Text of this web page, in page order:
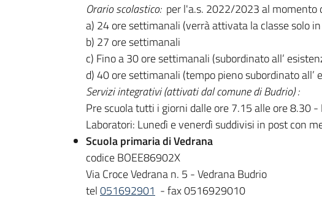
Orario scolastico:per l'a.s. 2022/2023 al momento
a) 24 ore settimanali (verrà attivata la classe solo
b) 27 ore settimanali
c) Fino a 30 ore settimanali (subordinato all’
d) 40 ore settimanali (tempo pieno subordinato all’
Servizi integrativi (attivati dal comune di Budrio) :
Pre scuola tutti i giorni dalle ore 7.15 alle ore 8.30
Laboratori: Lunedì e venerdì suddivisi in post con
Scuola primaria diVedrana
codice BOEE86902X
Via Croce Vedrana n. 5 - Vedrana Budrio
tel051692901 - fax 0516929010